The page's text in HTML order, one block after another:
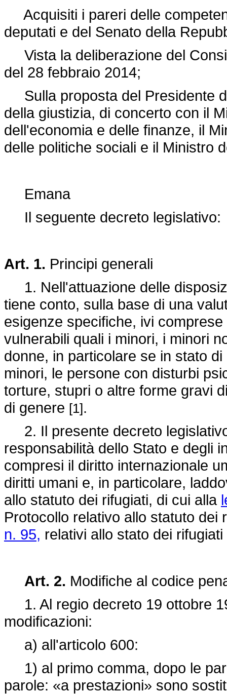
Acquisiti i pareri delle
deputati e del Senato della
Vista la deliberazione del
del 28 febbraio 2014;
Sulla proposta del Presidente
della giustizia, di concerto con il
dell'economia e delle finanze, il
delle politiche sociali e il Ministro
Emana
Il seguente decreto legislativo:
Art. 1. Principi generali
1. Nell'attuazione delle
tiene conto, sulla base di una
esigenze specifiche, ivi
vulnerabili quali i minori, i minori
donne, in particolare se in stato
minori, le persone con disturbi
torture, stupri o altre forme gravi
di genere [1].
2. Il presente decreto
responsabilità dello Stato e degli
compresi il diritto internazionale
diritti umani e, in particolare,
allo statuto dei rifugiati, di cui alla
Protocollo relativo allo statuto dei
n. 95, relativi allo stato dei
Art. 2. Modifiche al codice
1. Al regio decreto 19 ottobre
modificazioni:
a) all'articolo 600:
1) al primo comma, dopo le
parole: «a prestazioni» sono